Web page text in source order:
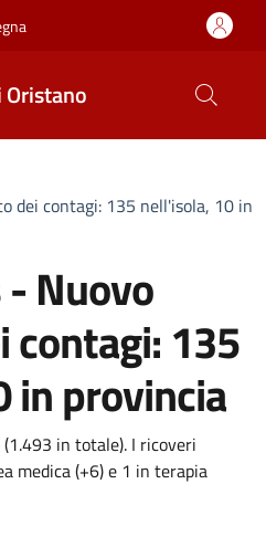
Oristano
dei contagi: 135 nell'isola, 10 in
Nuovo
contagi: 135
in provincia
in totale). I ricoveri
medica (+6) e 1 in terapia